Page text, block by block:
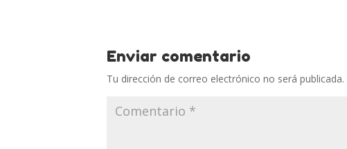
Enviar comentario
Tu dirección de correo electrónico no será publicada.